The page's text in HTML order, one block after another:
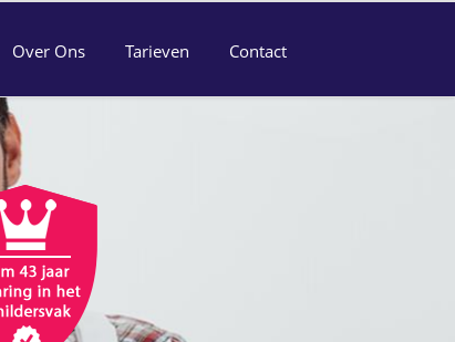
Over Ons Tarieven Contact